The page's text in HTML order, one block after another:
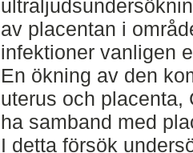
av placentan i
infektioner vanligen
En ökning av den
uterus och placenta,
ha samband med
I detta försök